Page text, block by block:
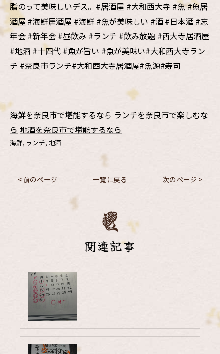
脂のって美味しいデス。#居酒屋 #大和西大寺 #魚 #魚居
酒屋 #海鮮居酒屋 #海鮮 #魚が美味しい #酒 #日本酒 #忘
年会 #新年会 #昼飲み #ランチ #飲み放題 #西大寺居酒屋
#地酒 #十四代 #魚が旨い #魚が美味い#大和西大寺ラン
チ #奈良市ランチ#大和西大寺居酒屋#魚源#寿司
海鮮を奈良市で堪能するなら ランチを奈良市で楽しむな
ら 地酒を奈良市で堪能するなら
海鮮 ランチ 地酒
< 前のページ 一覧に戻る 次のページ >
関連記事